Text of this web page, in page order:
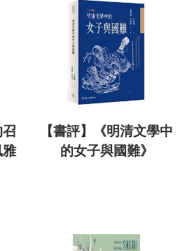
召
雅
【書評】《明清文學中
的女子與國難》